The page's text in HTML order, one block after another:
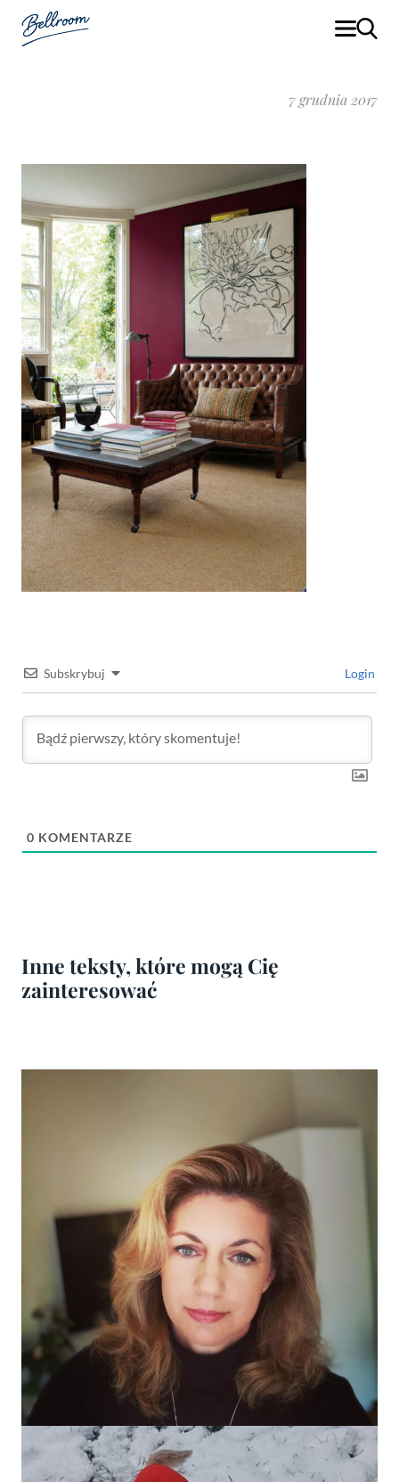
7 grudnia 2017
Subskrybuj Login
0 KOMENTARZE
Inne teksty, które mogą Cię
zainteresować